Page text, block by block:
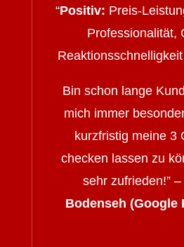
“Positiv: Preis-
Professionalität,
Bin schon lange
mich immer
kurzfristig meine 3
checken lassen zu
sehr zufrieden!” –
Bodenseh (Google